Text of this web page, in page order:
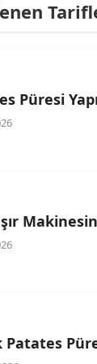
Püresi
Patates